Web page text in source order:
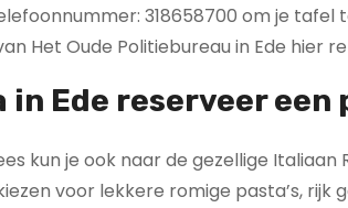
318658700 om je
Het Oude Politiebureau in Ede hier
in Ede reserveer een
kun je ook naar de gezellige
voor lekkere romige pasta’s, rijk